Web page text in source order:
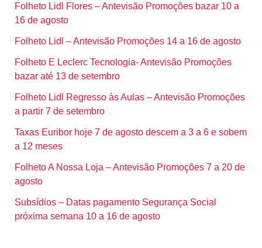
Folheto Lidl Flores – Antevisão Promoções bazar 10 a
16 de agosto
Folheto Lidl – Antevisão Promoções 14 a 16 de agosto
Folheto E Leclerc Tecnologia- Antevisão Promoções
bazar até 13 de setembro
Folheto Lidl Regresso às Aulas – Antevisão Promoções
a partir 7 de setembro
Taxas Euribor hoje 7 de agosto descem a 3 a 6 e sobem
a 12 meses
Folheto A Nossa Loja – Antevisão Promoções 7 a 20 de
agosto
Subsídios – Datas pagamento Segurança Social
próxima semana 10 a 16 de agosto